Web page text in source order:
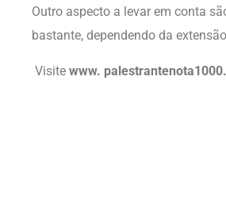
Outro aspecto a levar em conta
bastante, dependendo da
Visite www.